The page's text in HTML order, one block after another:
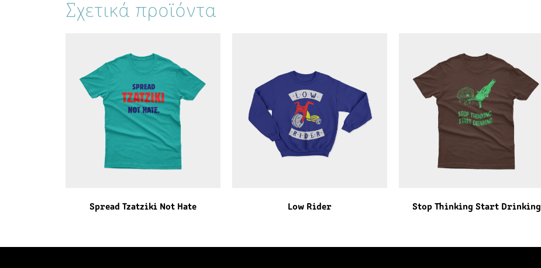
Σχετικά προϊόντα
Spread Tzatziki Not Hate Low Rider Stop Thinking Start Drinking